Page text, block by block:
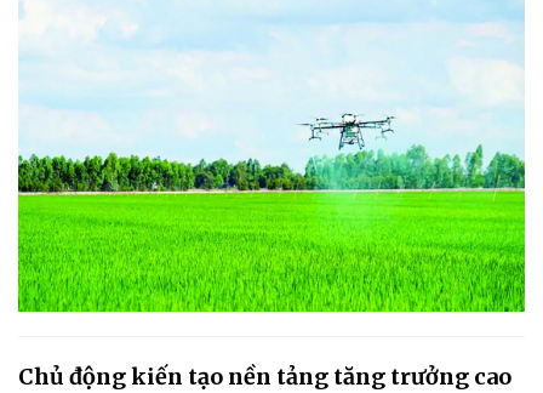
Chủ động kiến tạo nền tảng tăng trưởng cao